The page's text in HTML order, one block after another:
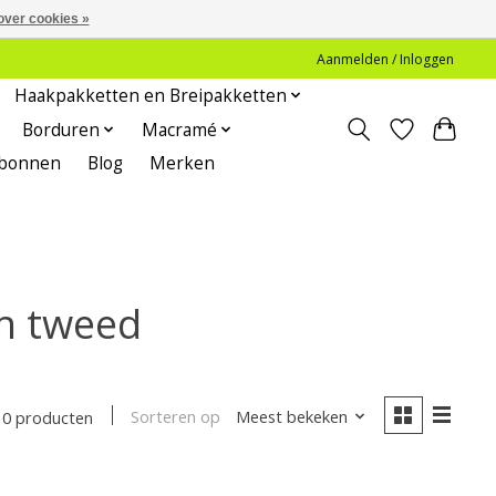
Aanmelden / Inloggen
Haakpakketten en Breipakketten
Borduren
Macramé
Blog Merken
tweed
0 producten Sorteren op Meest bekeken
cookies »